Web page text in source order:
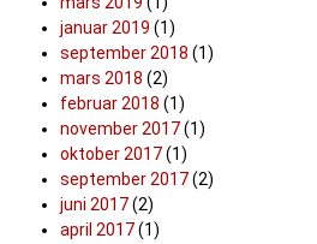
januar 2019 (1)
september 2018 (1)
mars 2018 (2)
februar 2018 (1)
november 2017(1)
oktober 2017(1)
september 2017(2)
juni 2017(2)
april 2017(1)